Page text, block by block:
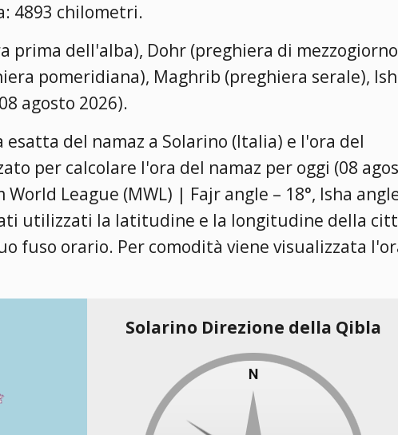
4893 chilometri.
prima dell'alba), Dohr (preghiera di
pomeridiana), Maghrib (preghiera serale),
agosto 2026).
del namaz a Solarino (Italia) e l'ora del
per calcolare l'ora del namaz per oggi (08
World League (MWL) | Fajr angle – 18°, Isha
utilizzati la latitudine e la longitudine della
fuso orario. Per comodità viene visualizzata
Solarino Direzione della Qibla